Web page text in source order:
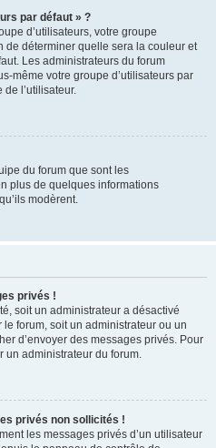
par défaut » ?
d’utilisateurs, votre groupe
de déterminer quelle sera la couleur et
Les administrateurs du forum
même votre groupe d’utilisateurs par
l’utilisateur.
du forum que sont les
plus de quelques informations
modèrent.
privés !
soit un administrateur a désactivé
forum, soit un administrateur ou un
d’envoyer des messages privés. Pour
un administrateur du forum.
privés non sollicités !
les messages privés d’un utilisateur